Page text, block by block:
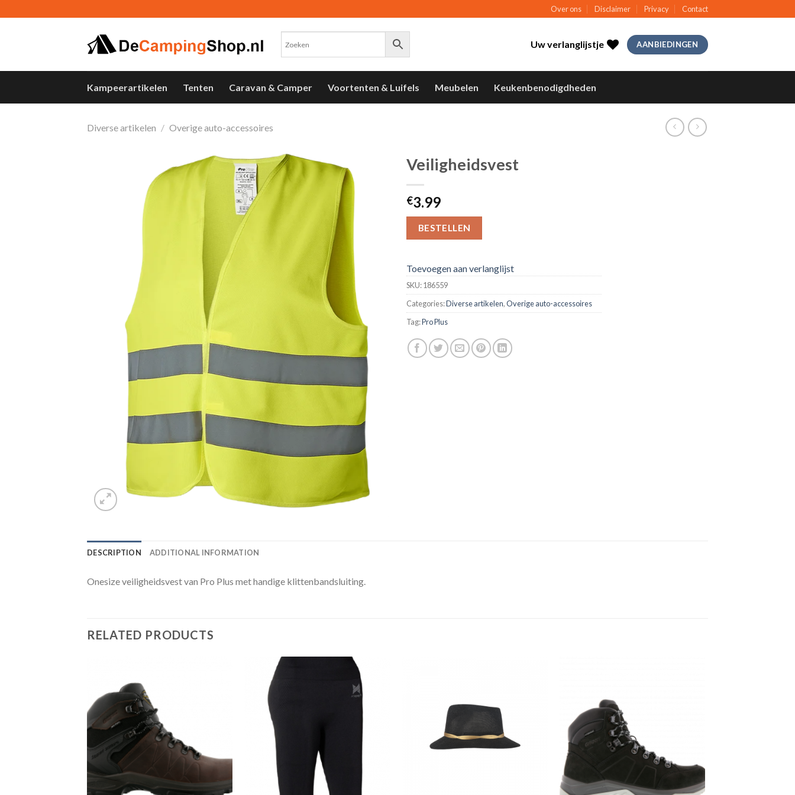
to
Over ons Disclaimer Privacy Contact
Uw verlanglijstje AANBIEDINGEN
Kampeerartikelen Tenten Caravan & Camper Voortenten & Luifels Meubelen Keukenbenodigdheden
Diverse artikelen / Overige auto-accessoires
Toevoegen
aan
verlanglijst
Veiligheidsvest
€3.99
BESTELLEN
Toevoegen aan verlanglijst
SKU:186559
Categories:Diverse artikelen,Overige auto-accessoires
Tag:Pro Plus
DESCRIPTION ADDITIONAL INFORMATION
Onesize veiligheidsvest van Pro Plus met handige klittenbandsluiting.
RELATED PRODUCTS
Toevoegen
aan
verlanglijst